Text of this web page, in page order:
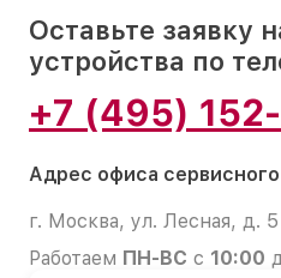
Оставьте заявку
устройства по
+7 (495)
Адрес офиса
г. Москва, ул. Лесная, д. 5
Работаем ПН-ВС с 10:00